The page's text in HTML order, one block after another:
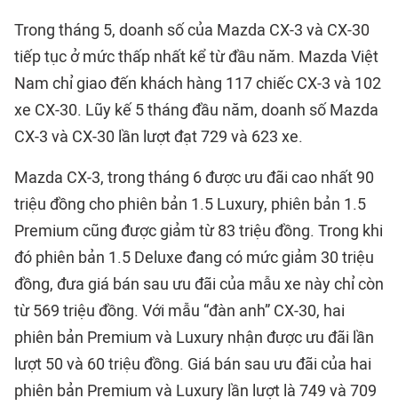
Trong tháng 5, doanh số của Mazda CX-3 và CX-30
tiếp tục ở mức thấp nhất kể từ đầu năm. Mazda Việt
Nam chỉ giao đến khách hàng 117 chiếc CX-3 và 102
xe CX-30. Lũy kế 5 tháng đầu năm, doanh số Mazda
CX-3 và CX-30 lần lượt đạt 729 và 623 xe.
Mazda CX-3, trong tháng 6 được ưu đãi cao nhất 90
triệu đồng cho phiên bản 1.5 Luxury, phiên bản 1.5
Premium cũng được giảm từ 83 triệu đồng. Trong khi
đó phiên bản 1.5 Deluxe đang có mức giảm 30 triệu
đồng, đưa giá bán sau ưu đãi của mẫu xe này chỉ còn
từ 569 triệu đồng. Với mẫu “đàn anh” CX-30, hai
phiên bản Premium và Luxury nhận được ưu đãi lần
lượt 50 và 60 triệu đồng. Giá bán sau ưu đãi của hai
phiên bản Premium và Luxury lần lượt là 749 và 709